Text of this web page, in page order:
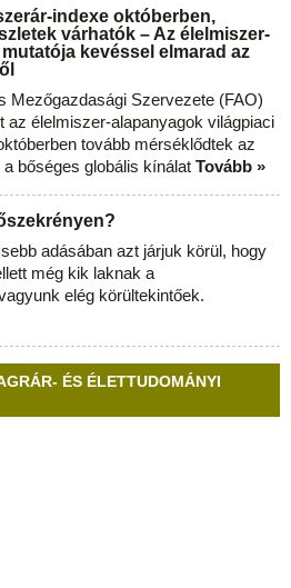
indexe októberben,
várhatók – Az élelmiszer-
kevéssel elmarad az
Mezőgazdasági Szervezete (FAO)
az élelmiszer-alapanyagok világpiaci
tovább mérséklődtek az
bőséges globális kínálat Tovább »
adásában azt járjuk körül, hogy
még kik laknak a
elég körültekintőek.
ÉS ÉLETTUDOMÁNYI